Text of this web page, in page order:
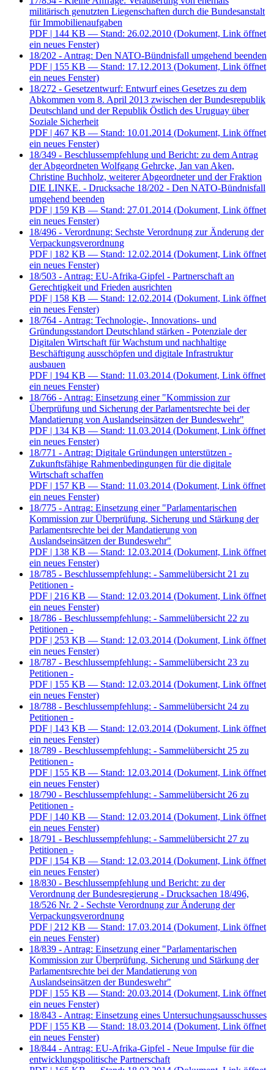
militärisch genutzten Liegenschaften durch die Bundesanstalt
für Immobilienaufgaben
PDF | 144 KB — Stand: 26.02.2010 (Dokument, Link öffnet
ein neues Fenster)
18/202 - Antrag: Den NATO-Bündnisfall umgehend beenden
PDF | 155 KB — Stand: 17.12.2013 (Dokument, Link öffnet
ein neues Fenster)
18/272 - Gesetzentwurf: Entwurf eines Gesetzes zu dem
Abkommen vom 8. April 2013 zwischen der Bundesrepublik
Deutschland und der Republik Östlich des Uruguay über
Soziale Sicherheit
PDF | 467 KB — Stand: 10.01.2014 (Dokument, Link öffnet
ein neues Fenster)
18/349 - Beschlussempfehlung und Bericht: zu dem Antrag
der Abgeordneten Wolfgang Gehrcke, Jan van Aken,
Christine Buchholz, weiterer Abgeordneter und der Fraktion
DIE LINKE. - Drucksache 18/202 - Den NATO-Bündnisfall
umgehend beenden
PDF | 159 KB — Stand: 27.01.2014 (Dokument, Link öffnet
ein neues Fenster)
18/496 - Verordnung: Sechste Verordnung zur Änderung der
Verpackungsverordnung
PDF | 182 KB — Stand: 12.02.2014 (Dokument, Link öffnet
ein neues Fenster)
18/503 - Antrag: EU-Afrika-Gipfel - Partnerschaft an
Gerechtigkeit und Frieden ausrichten
PDF | 158 KB — Stand: 12.02.2014 (Dokument, Link öffnet
ein neues Fenster)
18/764 - Antrag: Technologie-, Innovations- und
Gründungsstandort Deutschland stärken - Potenziale der
Digitalen Wirtschaft für Wachstum und nachhaltige
Beschäftigung ausschöpfen und digitale Infrastruktur
ausbauen
PDF | 194 KB — Stand: 11.03.2014 (Dokument, Link öffnet
ein neues Fenster)
18/766 - Antrag: Einsetzung einer "Kommission zur
Überprüfung und Sicherung der Parlamentsrechte bei der
Mandatierung von Auslandseinsätzen der Bundeswehr"
PDF | 134 KB — Stand: 11.03.2014 (Dokument, Link öffnet
ein neues Fenster)
18/771 - Antrag: Digitale Gründungen unterstützen -
Zukunftsfähige Rahmenbedingungen für die digitale
Wirtschaft schaffen
PDF | 157 KB — Stand: 11.03.2014 (Dokument, Link öffnet
ein neues Fenster)
18/775 - Antrag: Einsetzung einer "Parlamentarischen
Kommission zur Überprüfung, Sicherung und Stärkung der
Parlamentsrechte bei der Mandatierung von
Auslandseinsätzen der Bundeswehr"
PDF | 138 KB — Stand: 12.03.2014 (Dokument, Link öffnet
ein neues Fenster)
18/785 - Beschlussempfehlung: - Sammelübersicht 21 zu
Petitionen -
PDF | 216 KB — Stand: 12.03.2014 (Dokument, Link öffnet
ein neues Fenster)
18/786 - Beschlussempfehlung: - Sammelübersicht 22 zu
Petitionen -
PDF | 253 KB — Stand: 12.03.2014 (Dokument, Link öffnet
ein neues Fenster)
18/787 - Beschlussempfehlung: - Sammelübersicht 23 zu
Petitionen -
PDF | 155 KB — Stand: 12.03.2014 (Dokument, Link öffnet
ein neues Fenster)
18/788 - Beschlussempfehlung: - Sammelübersicht 24 zu
Petitionen -
PDF | 143 KB — Stand: 12.03.2014 (Dokument, Link öffnet
ein neues Fenster)
18/789 - Beschlussempfehlung: - Sammelübersicht 25 zu
Petitionen -
PDF | 155 KB — Stand: 12.03.2014 (Dokument, Link öffnet
ein neues Fenster)
18/790 - Beschlussempfehlung: - Sammelübersicht 26 zu
Petitionen -
PDF | 140 KB — Stand: 12.03.2014 (Dokument, Link öffnet
ein neues Fenster)
18/791 - Beschlussempfehlung: - Sammelübersicht 27 zu
Petitionen -
PDF | 154 KB — Stand: 12.03.2014 (Dokument, Link öffnet
ein neues Fenster)
18/830 - Beschlussempfehlung und Bericht: zu der
Verordnung der Bundesregierung - Drucksachen 18/496,
18/526 Nr. 2 - Sechste Verordnung zur Änderung der
Verpackungsverordnung
PDF | 212 KB — Stand: 17.03.2014 (Dokument, Link öffnet
ein neues Fenster)
18/839 - Antrag: Einsetzung einer "Parlamentarischen
Kommission zur Überprüfung, Sicherung und Stärkung der
Parlamentsrechte bei der Mandatierung von
Auslandseinsätzen der Bundeswehr"
PDF | 155 KB — Stand: 20.03.2014 (Dokument, Link öffnet
ein neues Fenster)
18/843 - Antrag: Einsetzung eines Untersuchungsausschusses
PDF | 155 KB — Stand: 18.03.2014 (Dokument, Link öffnet
ein neues Fenster)
18/844 - Antrag: EU-Afrika-Gipfel - Neue Impulse für die
entwicklungspolitische Partnerschaft